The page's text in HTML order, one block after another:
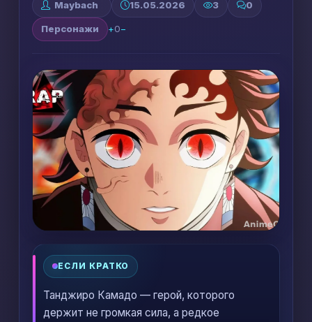
Maybach 15.05.2026 3 0
Персонажи +0−
ЕСЛИ КРАТКО
Танджиро Камадо — герой, которого
держит не громкая сила, а редкое